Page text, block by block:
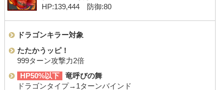
HP:139,444 防御:80
ドラゴンキラー対象
たたかうッピ！
999ターン攻撃力2倍
HP50%以下
竜呼びの舞
ドラゴンタイプ→1ターンバインド